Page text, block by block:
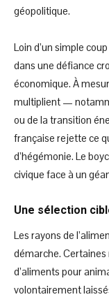
géopolitique.
Loin d’un simple
dans une défiance
économique. À
multiplient —
ou de la transition
française rejette ce
d’hégémonie. Le
civique face à un
Une sélection
Les rayons de
démarche. Certaines
d’aliments pour
volontairement